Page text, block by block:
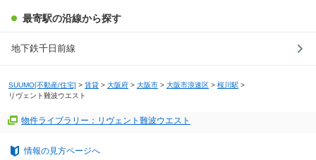
最寄駅の沿線から探す
地下鉄千日前線
SUUMO[不動産/住宅] > 賃貸 > 大阪府 > 大阪市 > 大阪市浪速区 > 桜川駅 >
リヴェント難波ウエスト
物件ライブラリー：リヴェント難波ウエスト
情報の見方ページへ